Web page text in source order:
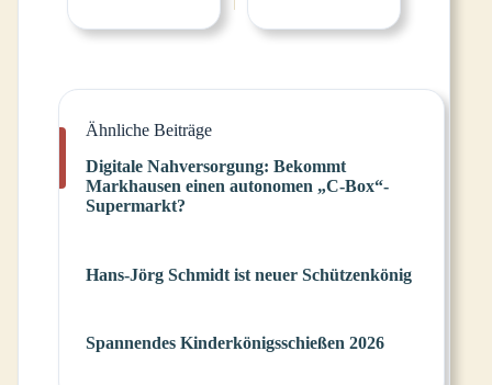
Ähnliche Beiträge
Digitale Nahversorgung: Bekommt
Markhausen einen autonomen „C-Box“-
Supermarkt?
Hans-Jörg Schmidt ist neuer Schützenkönig
Spannendes Kinderkönigsschießen 2026